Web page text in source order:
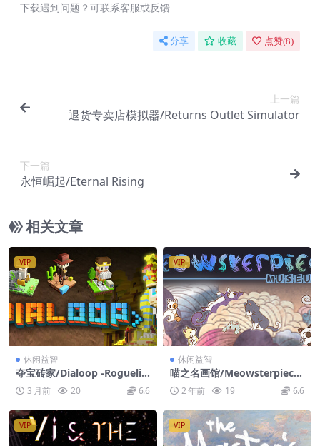
下载遇到问题？可联系客服或反馈
分享 收藏 点赞(8)
上一篇
退货专卖店模拟器/Returns Outlet Simulator
下一篇
永恒崛起/Eternal Rising
相关文章
VIP
休闲益智
夺宝砖家/Dialoop -Roguelit
e Puzzle
3 月前 20 6.6
VIP
休闲益智
喵之名画馆/Meowsterpiece
Museum
2 年前 19 6.6
VIP VIP